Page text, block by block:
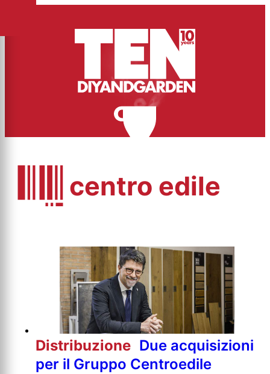
centro edile
Distribuzione Due acquisizioni
per il Gruppo Centroedile